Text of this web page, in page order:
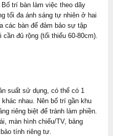
trí bàn làm việc theo dãy
tối đa ánh sáng tự nhiên ở hai
các bàn để đảm bảo sự tập
đủ rộng (tối thiểu 60-80cm).
suất sử dụng, có thể có 1
nhau. Nên bố trí gần khu
riêng biệt để tránh làm phiền.
màn hình chiếu/TV, bảng
tính riêng tư.